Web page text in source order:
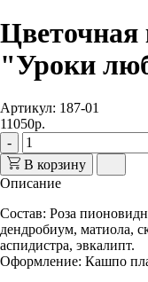
Цветочная
"Уроки
Артикул: 187-01
11050р.
-
В корзину
Описание
Состав: Роза
дендробиум, матиола,
аспидистра, эвкалипт.
Оформление: Кашпо